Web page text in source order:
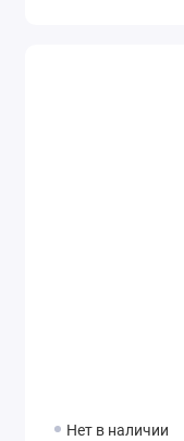
Нет в наличии